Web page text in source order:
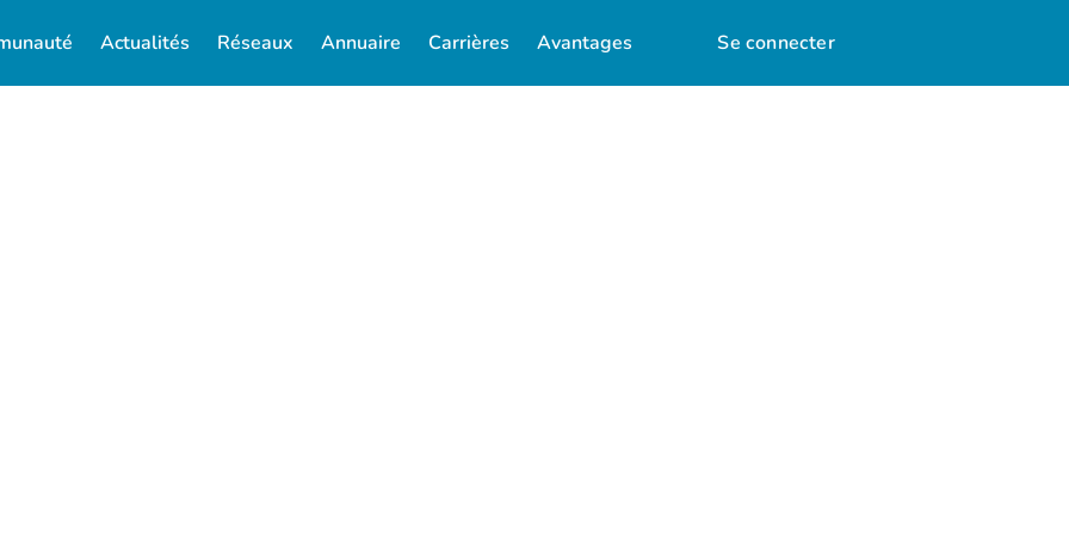
Actualités Réseaux Annuaire Carrières Avantages Se connecter